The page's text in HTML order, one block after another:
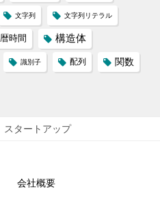
文字列 文字列リテラル
暦時間 構造体
識別子 配列 関数
スタートアップ
会社概要